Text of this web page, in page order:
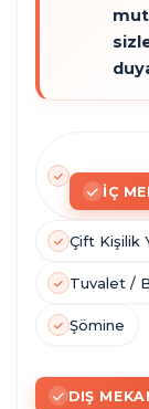
İÇ
Çift Kişilik
Tuvalet /
Şömine
DIŞ